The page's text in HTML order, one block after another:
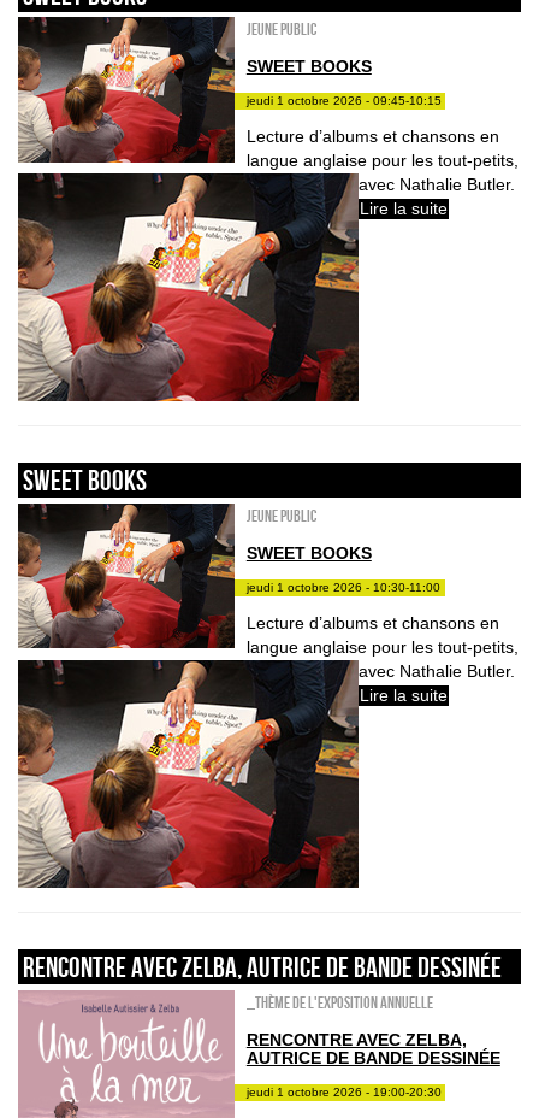
Jeune public
SWEET BOOKS
jeudi 1 octobre 2026 - 09:45-10:15
Lecture d’albums et chansons en
langue anglaise pour les tout-petits,
avec Nathalie Butler.
Lire la suite
sweet books
Jeune public
SWEET BOOKS
jeudi 1 octobre 2026 - 10:30-11:00
Lecture d’albums et chansons en
langue anglaise pour les tout-petits,
avec Nathalie Butler.
Lire la suite
Rencontre avec Zelba, autrice de bande dessinée
_Thème de l'exposition annuelle
RENCONTRE AVEC ZELBA,
AUTRICE DE BANDE DESSINÉE
jeudi 1 octobre 2026 - 19:00-20:30